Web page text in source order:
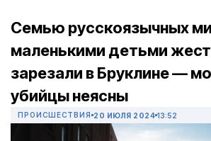
Семью русскоязычных
маленькими детьми
зарезали в Бруклине —
убийцы неясны
ПРОИСШЕСТВИЯ 20 ИЮЛЯ 2024 13:52